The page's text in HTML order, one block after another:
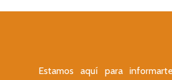
Estamos aquí para